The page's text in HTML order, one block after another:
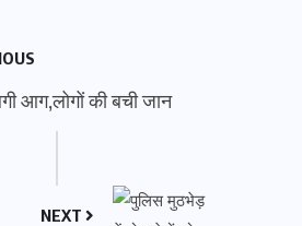
आग,लोगों की बची जान
NEXT